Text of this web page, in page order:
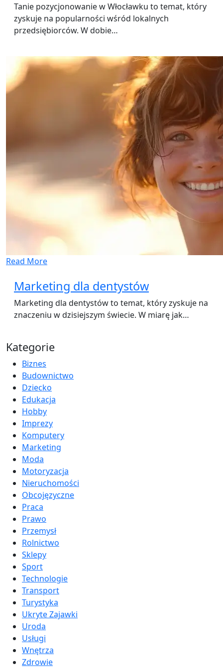
Tanie pozycjonowanie w Włocławku to temat, który
zyskuje na popularności wśród lokalnych
przedsiębiorców. W dobie…
Read More
Marketing dla dentystów
Marketing dla dentystów to temat, który zyskuje na
znaczeniu w dzisiejszym świecie. W miarę jak…
Kategorie
Biznes
Budownictwo
Dziecko
Edukacja
Hobby
Imprezy
Komputery
Marketing
Moda
Motoryzacja
Nieruchomości
Obcojęzyczne
Praca
Prawo
Przemysł
Rolnictwo
Sklepy
Sport
Technologie
Transport
Turystyka
Ukryte Zajawki
Uroda
Usługi
Wnętrza
Zdrowie